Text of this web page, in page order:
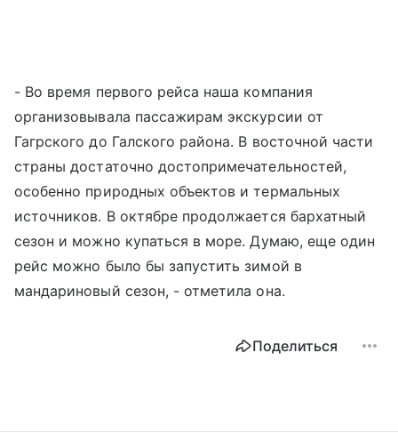
- Во время первого рейса наша компания
организовывала пассажирам экскурсии от
Гагрского до Галского района. В восточной части
страны достаточно достопримечательностей,
особенно природных объектов и термальных
источников. В октябре продолжается бархатный
сезон и можно купаться в море. Думаю, еще один
рейс можно было бы запустить зимой в
мандариновый сезон, - отметила она.
Поделиться